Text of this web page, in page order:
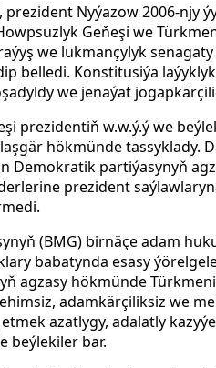
Nyýazow 2006-njy
Geňeşi we
we lukmançylyk
belledi. Konstitusiýa
we jenaýat
prezidentiň w.w.ý.ý we
hökmünde tassyklady.
Demokratik partiýasynyň
prezident
(BMG) birnäçe adam
babatynda esasy
agzasy hökmünde
adamkärçiliksiz we
azatlygy, adalatly
beýlekiler bar.